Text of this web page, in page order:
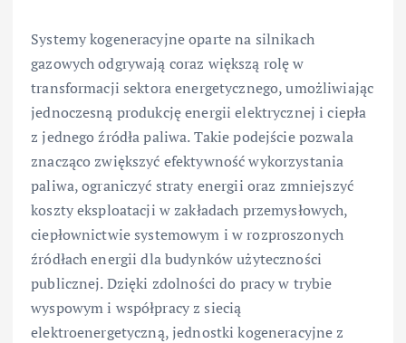
Systemy kogeneracyjne oparte na silnikach
gazowych odgrywają coraz większą rolę w
transformacji sektora energetycznego, umożliwiając
jednoczesną produkcję energii elektrycznej i ciepła
z jednego źródła paliwa. Takie podejście pozwala
znacząco zwiększyć efektywność wykorzystania
paliwa, ograniczyć straty energii oraz zmniejszyć
koszty eksploatacji w zakładach przemysłowych,
ciepłownictwie systemowym i w rozproszonych
źródłach energii dla budynków użyteczności
publicznej. Dzięki zdolności do pracy w trybie
wyspowym i współpracy z siecią
elektroenergetyczną, jednostki kogeneracyjne z